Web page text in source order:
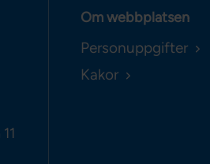
Om webbplatsen
Personuppgifter
Kakor